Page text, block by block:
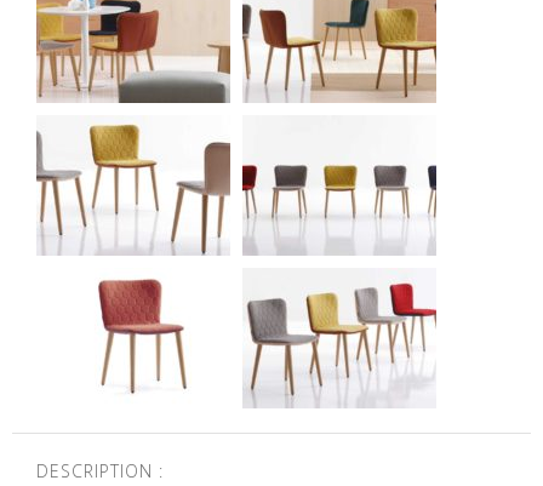
DESCRIPTION :